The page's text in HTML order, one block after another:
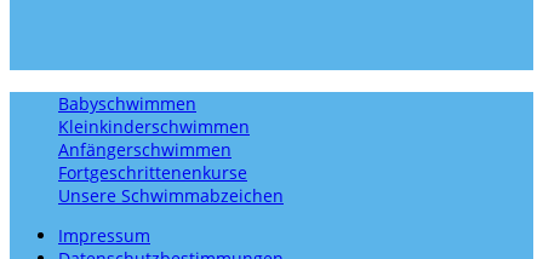
Babyschwimmen
Kleinkinderschwimmen
Anfängerschwimmen
Fortgeschrittenenkurse
Unsere Schwimmabzeichen
Impressum